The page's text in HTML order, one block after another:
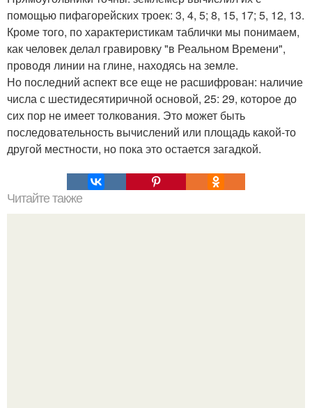
помощью пифагорейских троек: 3, 4, 5; 8, 15, 17; 5, 12, 13.
Кроме того, по характеристикам таблички мы понимаем,
как человек делал гравировку "в Реальном Времени",
проводя линии на глине, находясь на земле.
Но последний аспект все еще не расшифрован: наличие
числа с шестидесятиричной основой, 25: 29, которое до
сих пор не имеет толкования. Это может быть
последовательность вычислений или площадь какой-то
другой местности, но пока это остается загадкой.
Читайте также